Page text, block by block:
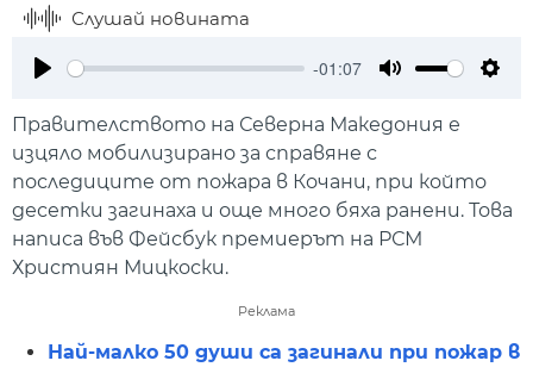
Слушай новината
-01:07
Правителството на Северна Македония е
изцяло мобилизирано за справяне с
последиците от пожара в Кочани, при който
десетки загинаха и още много бяха ранени. Това
написа във Фейсбук премиерът на РСМ
Християн Мицкоски.
Реклама
Най-малко 50 души са загинали при пожар в